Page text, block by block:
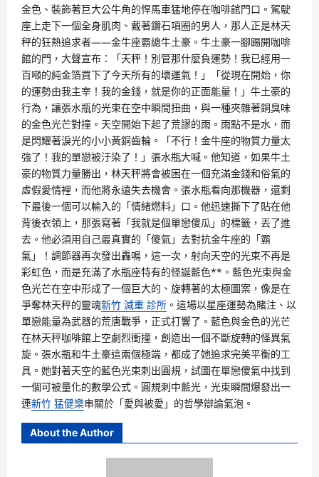
金色、裝飾著巨大公牛角的悍馬車猛地停在咖啡館門口。駕駛
座上走下一個全身肌肉、戴著鑽石項圈的男人，那人正是林天
秤的狂熱追求者——金牛座霸總牛土豪。牛土豪一腳踢開咖啡
館的門，大聲宣布：「天秤！別管那什麼負運勢！我已經用一
百噸的純金箔買下了今天所有的壞運氣！」「從現在開始，你
的運勢由我主宰！我的金錢，就是你的正面能量！」牛土豪的
行為，讓張水瓶的光束在空中瞬間扭曲，與一種夾雜著銅臭味
的金色光芒對撞。天空開始下起了荒謬的雨。雨點不是水，而
是閃耀著淚光的小小黃銅齒輪。「不行！金牛座的物質力量太
強了！我的單戀被汙染了！」張水瓶大喊。他知道，如果牛土
豪的物質力量勝出，林天秤將會被困在一個充滿金錢和俗氣的
虛假愛情裡，而他將永遠失去機會。張水瓶看向那機器，還剩
下最後一個可以輸入的「情緒燃料」口。他迅速撕下了貼在他
背後衣領上，那張寫著「我就是個單戀傻瓜」的標籤，丟了進
去。他必須用自己最真實的「傻氣」去對抗金牛座的「霸
氣」！調節器再次發出轟鳴，這一次，射向天空的光束不再是
彩虹色，而是充滿了水瓶座特有的怪誕藍色**。藍色光束與金
色光芒在空中形成了一個巨大的、旋轉著的太極圖案，像是在
爭奪林天秤的靈魂新竹 減重 診所 。這場以星座運勢為賭注、以
單戀能量為武器的荒唐戰爭，正式打響了。藍色與金色的光芒
在林天秤咖啡館上空劇烈衝撞，創造出一個不斷旋轉的怪異氣
旋。張水瓶和牛土豪這兩個極端，都成了她追求完美平衡的工
具。她對著天空的藍色光束刺出圓規，試圖在單戀傻氣中找到
一個可被量化的數學公式。圓規刺中藍光，光束瞬間爆發出一
連新竹 猛健樂串關於「愛與被愛」的哲學辯論氣泡。
About the Author